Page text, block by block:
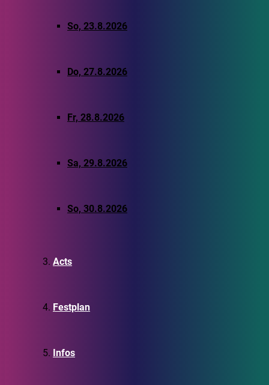
So, 23.8.2026
Do, 27.8.2026
Fr, 28.8.2026
Sa, 29.8.2026
So, 30.8.2026
Acts
Festplan
Infos